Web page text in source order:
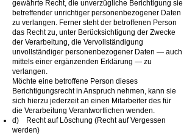
gewährte Recht, die unverzügliche Berichtigung sie
betreffender unrichtiger personenbezogener Daten
zu verlangen. Ferner steht der betroffenen Person
das Recht zu, unter Berücksichtigung der Zwecke
der Verarbeitung, die Vervollständigung
unvollständiger personenbezogener Daten — auch
mittels einer ergänzenden Erklärung — zu
verlangen.
Möchte eine betroffene Person dieses
Berichtigungsrecht in Anspruch nehmen, kann sie
sich hierzu jederzeit an einen Mitarbeiter des für
die Verarbeitung Verantwortlichen wenden.
d) Recht auf Löschung (Recht auf Vergessen
werden)